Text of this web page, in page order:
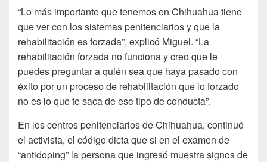
“Lo más importante que tenemos en Chihuahua tiene
que ver con los sistemas penitenciarios y que la
rehabilitación es forzada”, explicó Miguel. “La
rehabilitación forzada no funciona y creo que le
puedes preguntar a quién sea que haya pasado con
éxito por un proceso de rehabilitación que lo forzado
no es lo que te saca de ese tipo de conducta”.
En los centros penitenciarios de Chihuahua, continuó
el activista, el código dicta que si en el examen de
“antidoping” la persona que ingresó muestra signos de